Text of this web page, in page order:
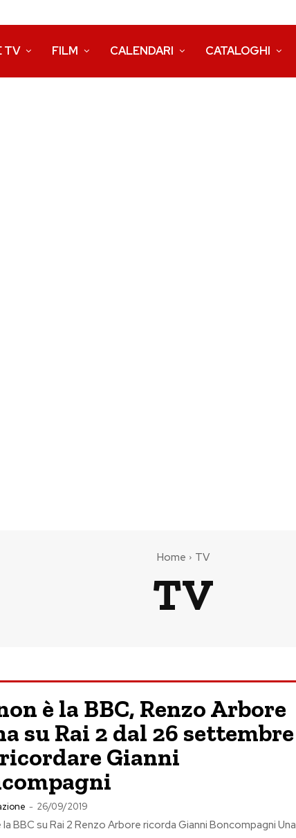
TV FILM CALENDARI CATALOGHI
Home TV
TV
è la BBC, Renzo Arbore
su Rai 2 dal 26 settembre
Gianni
- 26/09/2019
la BBC su Rai 2 Renzo Arbore ricorda Gianni Boncompagni Una